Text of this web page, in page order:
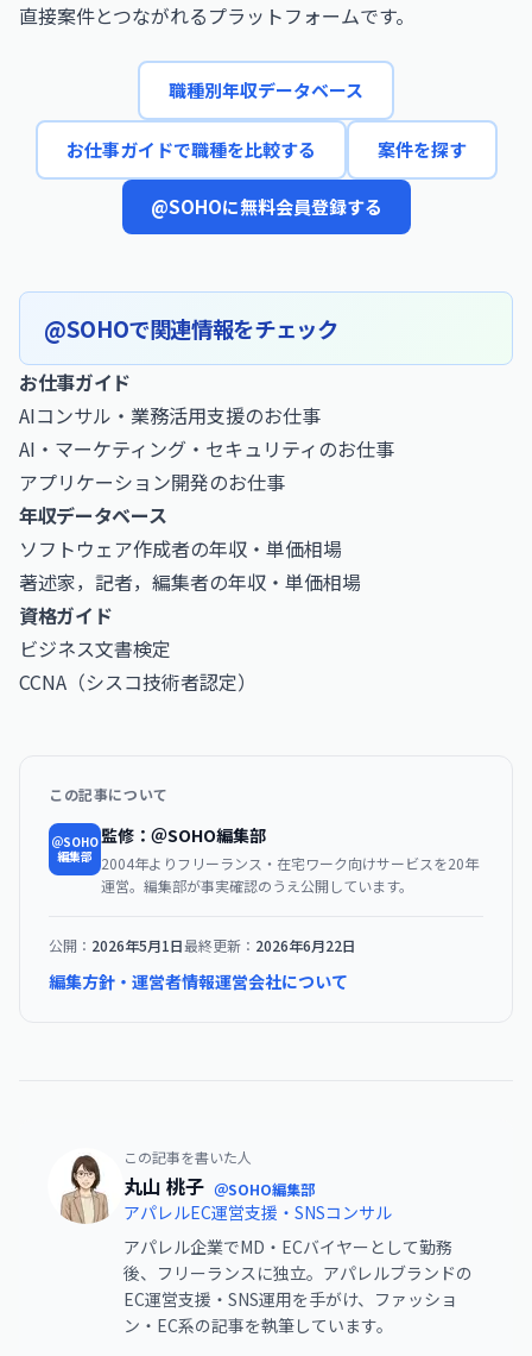
直接案件とつながれるプラットフォームです。
職種別年収データベース
お仕事ガイドで職種を比較する 案件を探す
@SOHOに無料会員登録する
@SOHOで関連情報をチェック
お仕事ガイド
AIコンサル・業務活用支援のお仕事
AI・マーケティング・セキュリティのお仕事
アプリケーション開発のお仕事
年収データベース
ソフトウェア作成者の年収・単価相場
著述家，記者，編集者の年収・単価相場
資格ガイド
ビジネス文書検定
CCNA（シスコ技術者認定）
この記事について
＠SOHO
編集部
監修：＠SOHO編集部
2004年よりフリーランス・在宅ワーク向けサービスを20年
運営。編集部が事実確認のうえ公開しています。
公開： 2026年5月1日最終更新： 2026年6月22日
編集方針・運営者情報運営会社について
この記事を書いた人
丸山 桃子 ＠SOHO編集部
アパレルEC運営支援・SNSコンサル
アパレル企業でMD・ECバイヤーとして勤務
後、フリーランスに独立。アパレルブランドの
EC運営支援・SNS運用を手がけ、ファッショ
ン・EC系の記事を執筆しています。